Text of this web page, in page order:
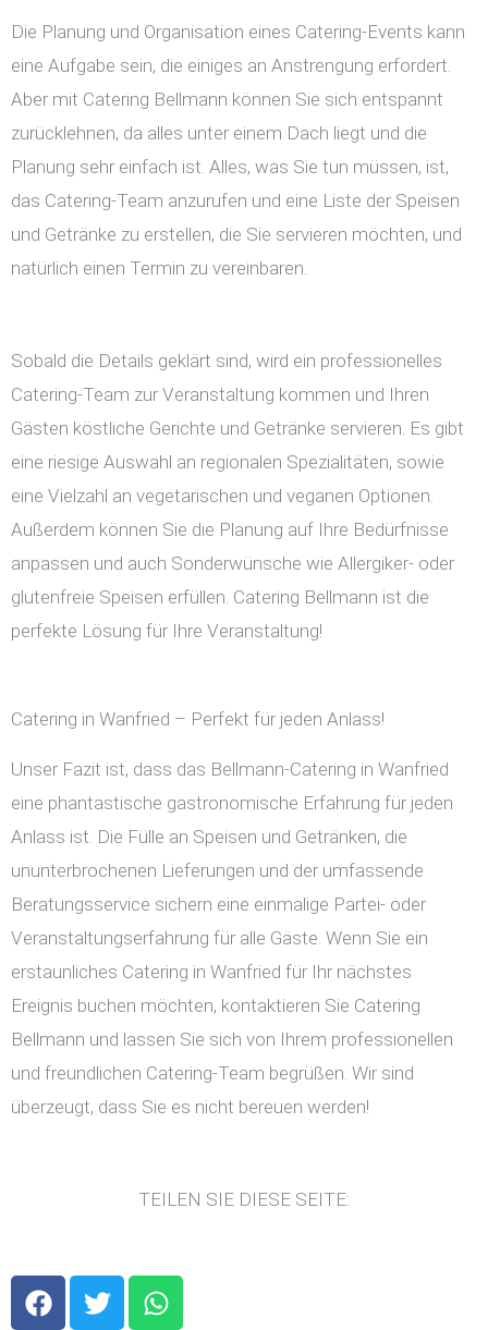
Die Planung und Organisation eines Catering-Events kann
eine Aufgabe sein, die einiges an Anstrengung erfordert.
Aber mit Catering Bellmann können Sie sich entspannt
zurücklehnen, da alles unter einem Dach liegt und die
Planung sehr einfach ist. Alles, was Sie tun müssen, ist,
das Catering-Team anzurufen und eine Liste der Speisen
und Getränke zu erstellen, die Sie servieren möchten, und
natürlich einen Termin zu vereinbaren.
Sobald die Details geklärt sind, wird ein professionelles
Catering-Team zur Veranstaltung kommen und Ihren
Gästen köstliche Gerichte und Getränke servieren. Es gibt
eine riesige Auswahl an regionalen Spezialitäten, sowie
eine Vielzahl an vegetarischen und veganen Optionen.
Außerdem können Sie die Planung auf Ihre Bedürfnisse
anpassen und auch Sonderwünsche wie Allergiker- oder
glutenfreie Speisen erfüllen. Catering Bellmann ist die
perfekte Lösung für Ihre Veranstaltung!
Catering in Wanfried – Perfekt für jeden Anlass!
Unser Fazit ist, dass das Bellmann-Catering in Wanfried
eine phantastische gastronomische Erfahrung für jeden
Anlass ist. Die Fülle an Speisen und Getränken, die
ununterbrochenen Lieferungen und der umfassende
Beratungsservice sichern eine einmalige Partei- oder
Veranstaltungserfahrung für alle Gäste. Wenn Sie ein
erstaunliches Catering in Wanfried für Ihr nächstes
Ereignis buchen möchten, kontaktieren Sie Catering
Bellmann und lassen Sie sich von Ihrem professionellen
und freundlichen Catering-Team begrüßen. Wir sind
überzeugt, dass Sie es nicht bereuen werden!
TEILEN SIE DIESE SEITE:
F
a
T
w
W
h